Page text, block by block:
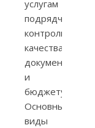
услугам
подрядчиков,
контролю
качества,
документации
и
бюджету.
Основные
виды